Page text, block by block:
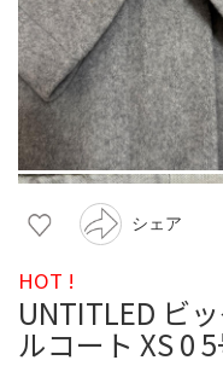
シェア
HOT !
UNTITLED ビ
ルコート XS 0